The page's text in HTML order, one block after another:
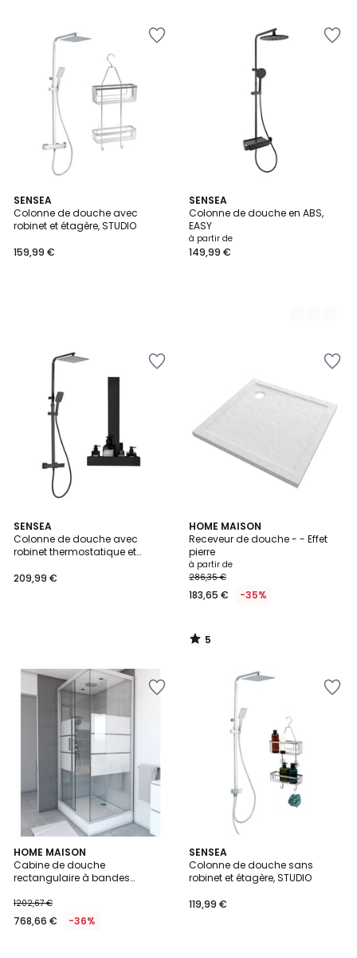
SENSEA
Colonne de douche avec
robinet et étagère, STUDIO
159,99 €
SENSEA
Colonne de douche en ABS,
EASY
à partir de
149,99 €
2
Couleurs
SENSEA
Colonne de douche avec
robinet thermostatique et
209,99 €
HOME MAISON
Receveur de douche - - Effet
pierre
à partir de
286,35 €
183,65 € -35%
5
/
5
5
/
HOME MAISON
Cabine de douche
rectangulaire à bandes
1202,67 €
768,66 € -36%
4
/
5
SENSEA
Colonne de douche sans
robinet et étagère, STUDIO
119,99 €